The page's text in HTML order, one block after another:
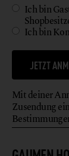
Ich bin
Ich bin
JETZT
Mit deiner
Zusendung